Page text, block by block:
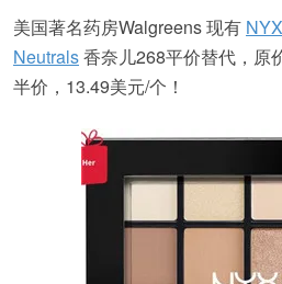
美国著名药房Walgreens 现有
Neutrals香奈儿268平价替代，原
半价，13.49美元/个！